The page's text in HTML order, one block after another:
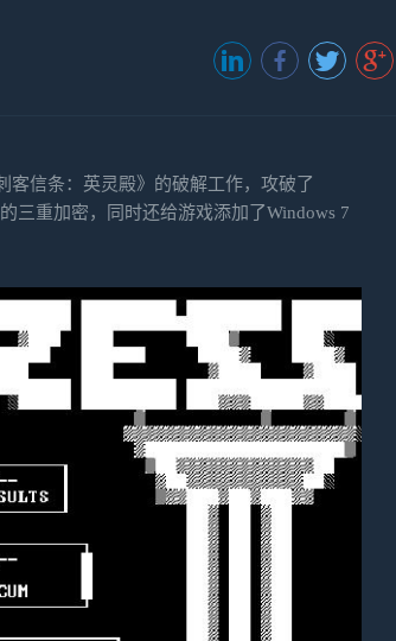
客信条：英灵殿》的破解工作，攻破了
三重加密，同时还给游戏添加了Windows 7